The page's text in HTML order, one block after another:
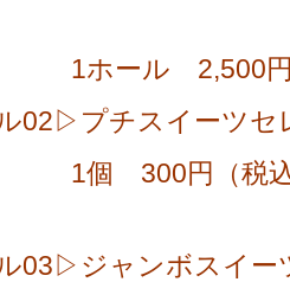
円（税
プチスイーツセ
税込） イ
ジャンボスイー